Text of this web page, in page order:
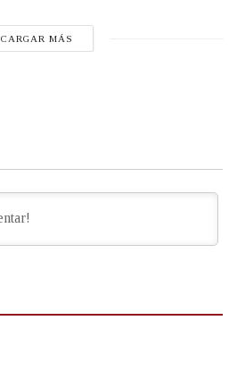
CARGAR MÁS